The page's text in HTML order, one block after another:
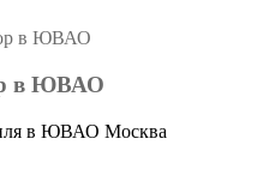
в ЮВАО
в ЮВАО Москва